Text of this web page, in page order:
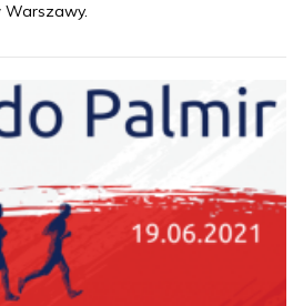
Warszawy.